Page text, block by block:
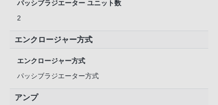
パッシブラジエーター ユニット数
2
エンクロージャー方式
エンクロージャー方式
パッシブラジエーター方式
アンプ